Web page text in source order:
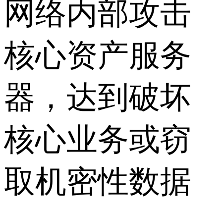
网络内部攻击
核心资产服务
器，达到破坏
核心业务或窃
取机密性数据